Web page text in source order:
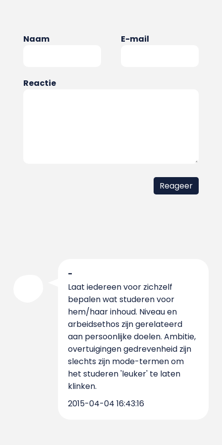
Naam E-mail
Reactie
-
Laat iedereen voor zichzelf
bepalen wat studeren voor
hem/haar inhoud. Niveau en
arbeidsethos zijn gerelateerd
aan persoonlijke doelen. Ambitie,
overtuigingen gedrevenheid zijn
slechts zijn mode-termen om
het studeren 'leuker' te laten
klinken.
2015-04-04 16:43:16